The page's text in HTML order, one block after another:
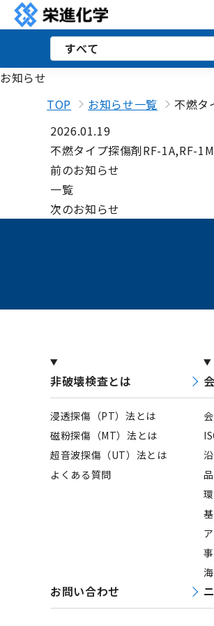
お知らせ
TOP
お知らせ一覧
不燃タ
2026.01.19
不燃タイプ探傷剤RF-1A,RF-
前のお知らせ
一覧
次のお知らせ
非破壊検査とは
浸透探傷（PT）法とは
磁粉探傷（MT）法とは
超音波探傷（UT）法とは
よくある質問
お問い合わせ